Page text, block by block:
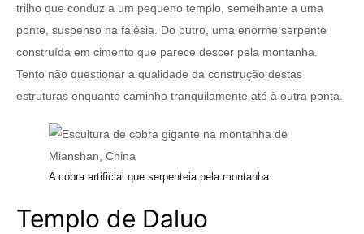
trilho que conduz a um pequeno templo, semelhante a uma
ponte, suspenso na falésia. Do outro, uma enorme serpente
construída em cimento que parece descer pela montanha.
Tento não questionar a qualidade da construção destas
estruturas enquanto caminho tranquilamente até à outra ponta.
A cobra artificial que serpenteia pela montanha
Templo de Daluo